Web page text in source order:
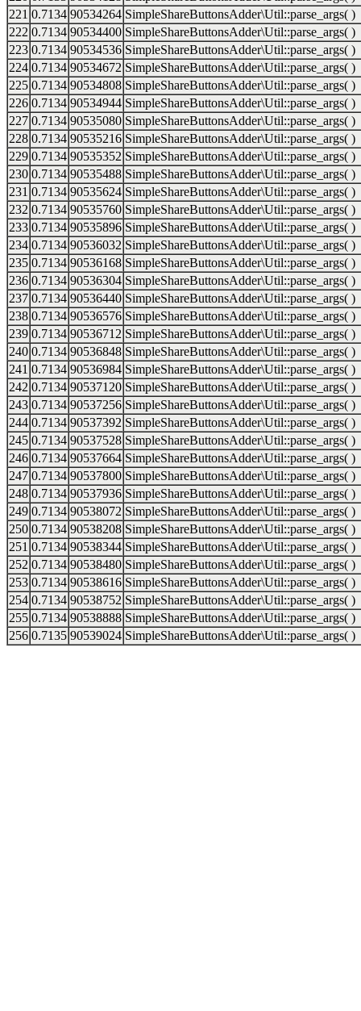
221 0.7134 90534264 SimpleShareButtonsAdder\Util::parse_args( )
222 0.7134 90534400 SimpleShareButtonsAdder\Util::parse_args( )
223 0.7134 90534536 SimpleShareButtonsAdder\Util::parse_args( )
224 0.7134 90534672 SimpleShareButtonsAdder\Util::parse_args( )
225 0.7134 90534808 SimpleShareButtonsAdder\Util::parse_args( )
226 0.7134 90534944 SimpleShareButtonsAdder\Util::parse_args( )
227 0.7134 90535080 SimpleShareButtonsAdder\Util::parse_args( )
228 0.7134 90535216 SimpleShareButtonsAdder\Util::parse_args( )
229 0.7134 90535352 SimpleShareButtonsAdder\Util::parse_args( )
230 0.7134 90535488 SimpleShareButtonsAdder\Util::parse_args( )
231 0.7134 90535624 SimpleShareButtonsAdder\Util::parse_args( )
232 0.7134 90535760 SimpleShareButtonsAdder\Util::parse_args( )
233 0.7134 90535896 SimpleShareButtonsAdder\Util::parse_args( )
234 0.7134 90536032 SimpleShareButtonsAdder\Util::parse_args( )
235 0.7134 90536168 SimpleShareButtonsAdder\Util::parse_args( )
236 0.7134 90536304 SimpleShareButtonsAdder\Util::parse_args( )
237 0.7134 90536440 SimpleShareButtonsAdder\Util::parse_args( )
238 0.7134 90536576 SimpleShareButtonsAdder\Util::parse_args( )
239 0.7134 90536712 SimpleShareButtonsAdder\Util::parse_args( )
240 0.7134 90536848 SimpleShareButtonsAdder\Util::parse_args( )
241 0.7134 90536984 SimpleShareButtonsAdder\Util::parse_args( )
242 0.7134 90537120 SimpleShareButtonsAdder\Util::parse_args( )
243 0.7134 90537256 SimpleShareButtonsAdder\Util::parse_args( )
244 0.7134 90537392 SimpleShareButtonsAdder\Util::parse_args( )
245 0.7134 90537528 SimpleShareButtonsAdder\Util::parse_args( )
246 0.7134 90537664 SimpleShareButtonsAdder\Util::parse_args( )
247 0.7134 90537800 SimpleShareButtonsAdder\Util::parse_args( )
248 0.7134 90537936 SimpleShareButtonsAdder\Util::parse_args( )
249 0.7134 90538072 SimpleShareButtonsAdder\Util::parse_args( )
250 0.7134 90538208 SimpleShareButtonsAdder\Util::parse_args( )
251 0.7134 90538344 SimpleShareButtonsAdder\Util::parse_args( )
252 0.7134 90538480 SimpleShareButtonsAdder\Util::parse_args( )
253 0.7134 90538616 SimpleShareButtonsAdder\Util::parse_args( )
254 0.7134 90538752 SimpleShareButtonsAdder\Util::parse_args( )
255 0.7134 90538888 SimpleShareButtonsAdder\Util::parse_args( )
256 0.7135 90539024 SimpleShareButtonsAdder\Util::parse_args( )